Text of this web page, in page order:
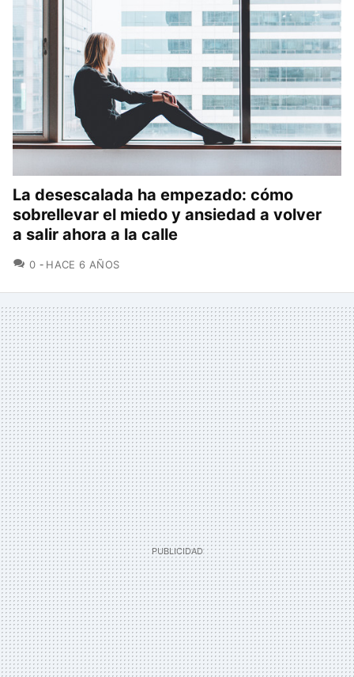
La desescalada ha empezado: cómo
sobrellevar el miedo y ansiedad a volver
a salir ahora a la calle
0 COMENTARIOS
HACE 6 AÑOS